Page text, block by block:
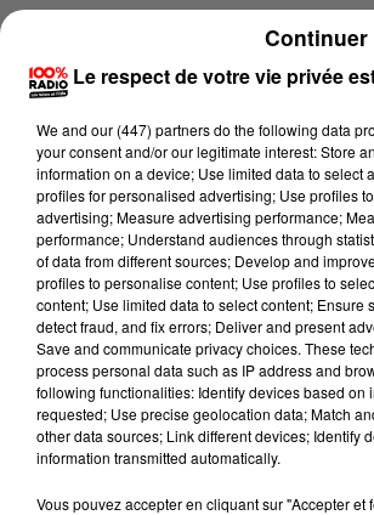
Lecture (4 min 25 sec)
100%
100% Radio les infos du Tarn et
Le respect de votre vie privée
We and our (447) partnersdo the following data
your consent and/or our legitimate interest: Store
information on a device; Use limited data to select
profiles for personalised advertising; Use profiles
advertising; Measure advertising performance;
performance; Understand audiences through
of data from different sources; Develop and
profiles to personalise content; Use profiles to
content; Use limited data to select content; Ensure
detect fraud, and fix errors; Deliver and present
Save and communicate privacy choices. These
process personal data such as IP address and
following functionalities: Identify devices based on
requested; Use precise geolocation data; Match
other data sources; Link different devices; Identify
information transmitted automatically.
Vous pouvez accepter en cliquant sur "Accepter et